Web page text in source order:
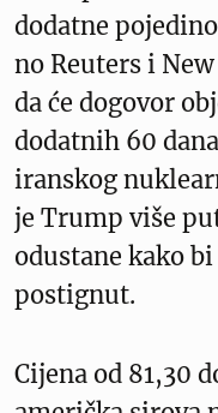
dodatne
no Reuters i
da će dogovor
dodatnih 60
iranskog
je Trump više
odustane kako
postignut.
Cijena od 81,30